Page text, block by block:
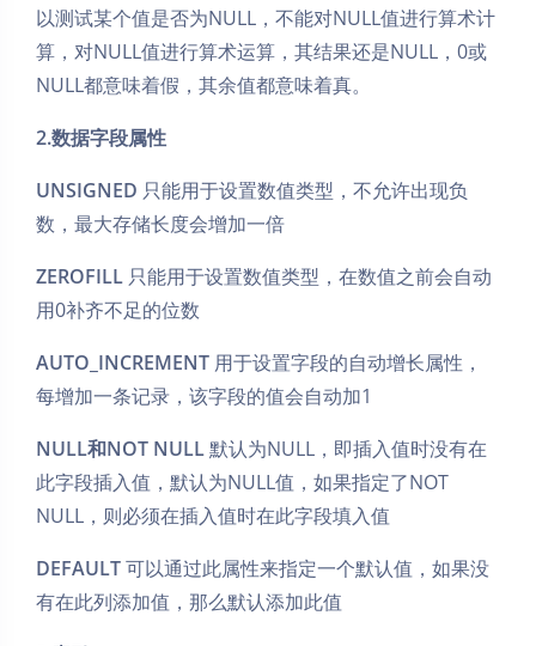
以测试某个值是否为NULL，不能对NULL值进行算术计
算，对NULL值进行算术运算，其结果还是NULL，0或
NULL都意味着假，其余值都意味着真。
2.数据字段属性
UNSIGNED 只能用于设置数值类型，不允许出现负
数，最大存储长度会增加一倍
ZEROFILL 只能用于设置数值类型，在数值之前会自动
用0补齐不足的位数
AUTO_INCREMENT 用于设置字段的自动增长属性，
每增加一条记录，该字段的值会自动加1
NULL和NOT NULL默认为NULL，即插入值时没有在
此字段插入值，默认为NULL值，如果指定了NOT
NULL，则必须在插入值时在此字段填入值
DEFAULT可以通过此属性来指定一个默认值，如果没
有在此列添加值，那么默认添加此值